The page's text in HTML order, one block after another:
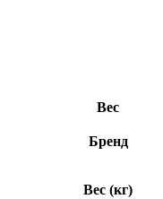
Вес
Бренд
Вес (кг)